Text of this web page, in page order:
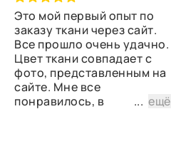
Это мой первый опыт по
заказу ткани через сайт.
Все прошло очень удачно.
Цвет ткани совпадает с
фото, представленным на
сайте. Мне все
понравилось, в
...ещё